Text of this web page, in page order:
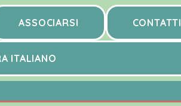
ASSOCIARSI CONTATTI
ITALIANO